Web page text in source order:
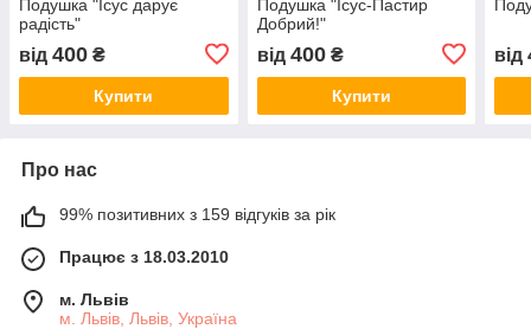
Подушка "Ісус дарує
радість"
від 400 ₴
Купити
Подушка "Ісус-Пастир
Добрий!"
від 400₴
Купити
від
Про нас
99% позитивних з 159 відгуків за рік
Працює з 18.03.2010
м. Львів
м. Львів, Львів, Україна